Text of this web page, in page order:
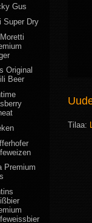
Tilaa:
Gus
Super Dry
Original
Beer
Premium